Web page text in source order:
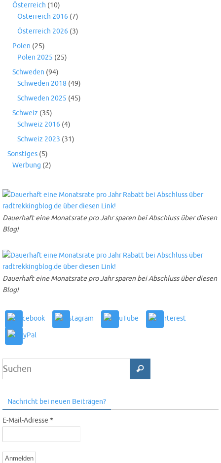
Österreich (10)
Österreich 2016 (7)
Österreich 2026 (3)
Polen (25)
Polen 2025 (25)
Schweden (94)
Schweden 2018 (49)
Schweden 2025 (45)
Schweiz (35)
Schweiz 2016 (4)
Schweiz 2023 (31)
Sonstiges (5)
Werbung (2)
Dauerhaft eine Monatsrate pro Jahr sparen bei Abschluss über diesen
Blog!
Dauerhaft eine Monatsrate pro Jahr sparen bei Abschluss über diesen
Blog!
Nachricht bei neuen Beiträgen?
E-Mail-Adresse *